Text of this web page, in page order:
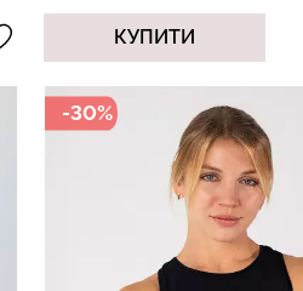
КУПИТИ
-30%